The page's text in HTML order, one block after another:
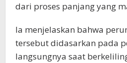
dari proses panjang yang
Ia menjelaskan bahwa
tersebut didasarkan pada
langsungnya saat